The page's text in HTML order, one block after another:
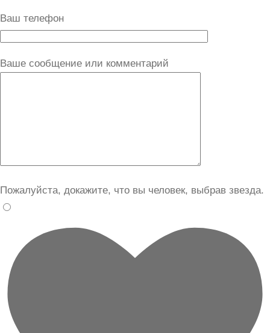
Ваш телефон
Ваше сообщение или комментарий
Пожалуйста, докажите, что вы человек, выбрав звезда.